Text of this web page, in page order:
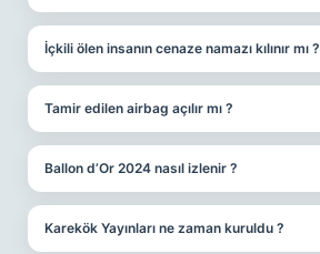
İçkili ölen insanın cenaze namazı kılınır mı ?
Tamir edilen airbag açılır mı ?
Ballon d’Or 2024 nasıl izlenir ?
Karekök Yayınları ne zaman kuruldu ?